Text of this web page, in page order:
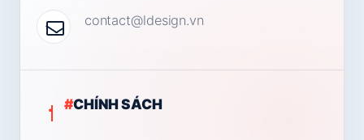
contact@ldesign.vn
#CHÍNH SÁCH